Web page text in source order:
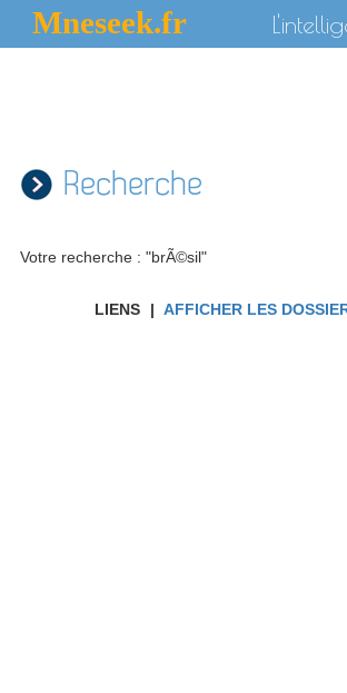
Mneseek.fr
Recherche
Votre recherche : "brÃ©sil"
LIENS | AFFICHER LES